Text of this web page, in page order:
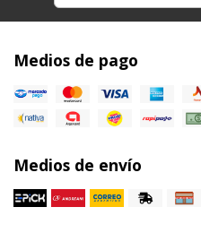
Medios de pago
Medios de envío